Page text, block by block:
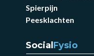
Spierpijn
Peesklachten
Social Fysio